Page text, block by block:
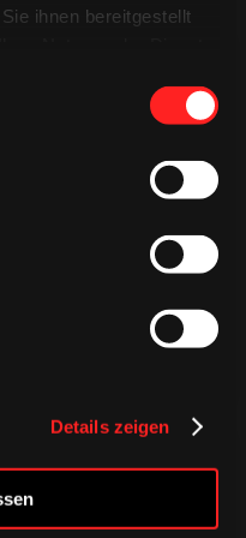
ihnen bereitgestellt
Details zeigen